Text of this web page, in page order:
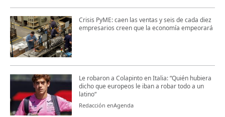
Crisis PyME: caen las ventas y seis de cada diez
empresarios creen que la economía empeorará
Le robaron a Colapinto en Italia: “Quién hubiera
dicho que europeos le iban a robar todo a un
latino“
Redacción enAgenda